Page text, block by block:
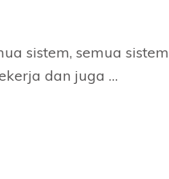
sistem, semua sistem
dan juga …